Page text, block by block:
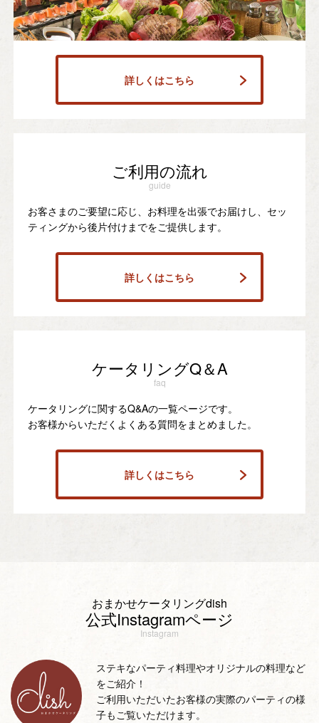
詳しくはこちら
ご利用の流れ
guide
お客さまのご要望に応じ、お料理を出張でお届けし、セッ
ティングから後片付けまでをご提供します。
詳しくはこちら
ケータリングQ＆A
faq
ケータリングに関するQ&Aの一覧ページです。
お客様からいただくよくある質問をまとめました。
詳しくはこちら
おまかせケータリングdish
公式Instagramページ
Instagram
ステキなパーティ料理やオリジナルの料理など
をご紹介！
ご利用いただいたお客様の実際のパーティの様
子もご覧いただけます。